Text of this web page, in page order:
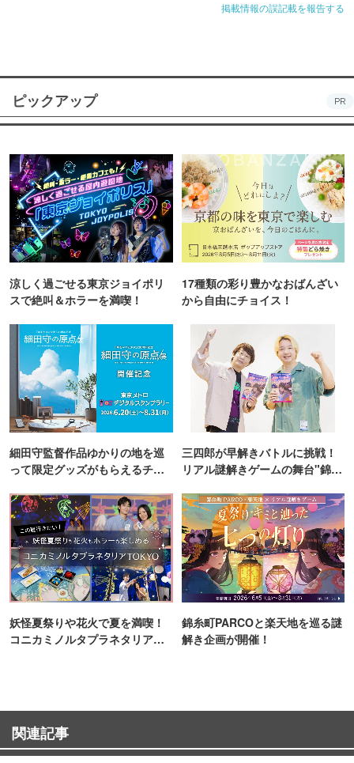
掲載情報の誤記載を報告する
ピックアップ PR
涼しく過ごせる東京ジョイポリ
スで絶叫＆ホラーを満喫！
17種類の彩り豊かなおばんざい
から自由にチョイス！
細田守監督作品ゆかりの地を巡
って限定グッズがもらえるチャ
三四郎が早解きバトルに挑戦！
リアル謎解きゲームの舞台"錦糸
妖怪夏祭りや花火で夏を満喫！
コニカミノルタプラネタリア
錦糸町PARCOと楽天地を巡る謎
解き企画が開催！
関連記事